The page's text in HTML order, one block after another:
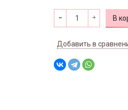
В
Добавить в